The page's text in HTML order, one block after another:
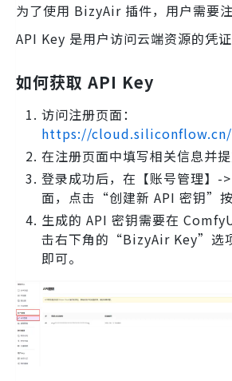
为了使用 BizyAir 插件，用户需要
API Key 是用户访问云端资源的凭证
如何获取 API Key
访问注册页面：
https://
在注册页面中填写相关信息并提
登录成功后，在【账号管理】-
面，点击“创建新 API 密钥”按
生成的 API 密钥需要在
击右下角的“BizyAir Key”选
即可。